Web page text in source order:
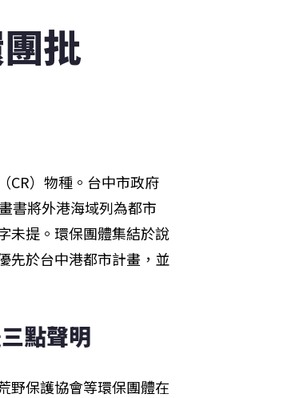
批
CR）物種。台中市政府
書將外港海域列為都市
未提。環保團體集結於說
先於台中港都市計畫，並
點聲明
野保護協會等環保團體在